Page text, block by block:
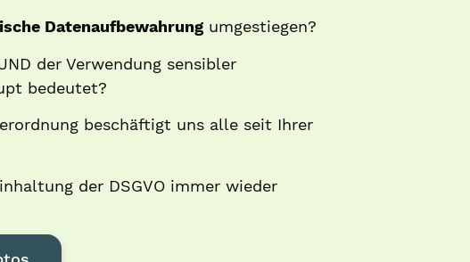
Datenaufbewahrung umgestiegen?
der Verwendung sensibler
bedeutet?
beschäftigt uns alle seit Ihrer
der DSGVO immer wieder